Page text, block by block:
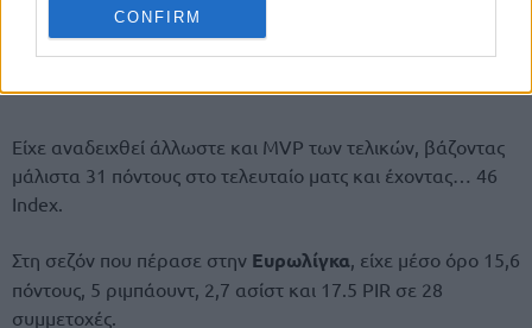
CONFIRM
Είχε αναδειχθεί άλλωστε και MVP των τελικών, βάζοντας
μάλιστα 31 πόντους στο τελευταίο ματς και έχοντας… 46
Index.
Στη σεζόν που πέρασε στην Ευρωλίγκα , είχε μέσο όρο 15,6
πόντους, 5 ριμπάουντ, 2,7 ασίστ και 17.5 PIR σε 28
συμμετοχές.